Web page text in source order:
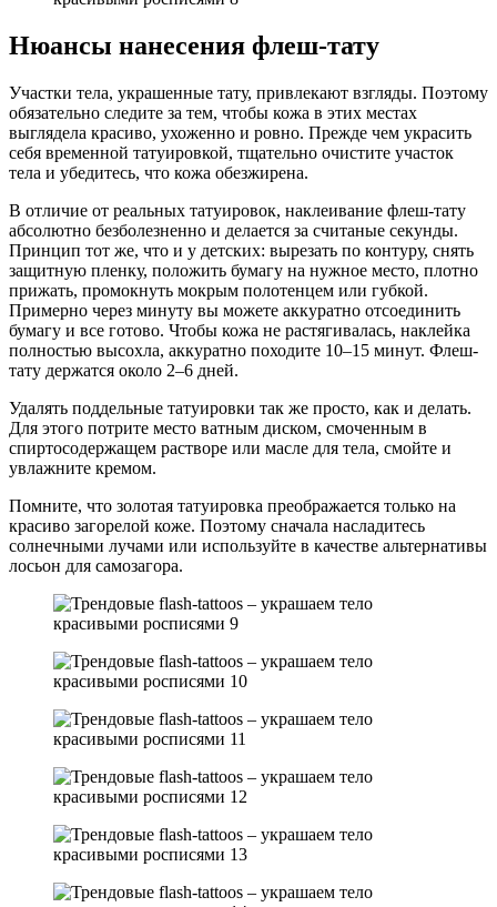
Нюансы нанесения флеш-тату
Участки тела, украшенные тату, привлекают взгляды. Поэтому
обязательно следите за тем, чтобы кожа в этих местах
выглядела красиво, ухоженно и ровно. Прежде чем украсить
себя временной татуировкой, тщательно очистите участок
тела и убедитесь, что кожа обезжирена.
В отличие от реальных татуировок, наклеивание флеш-тату
абсолютно безболезненно и делается за считаные секунды.
Принцип тот же, что и у детских: вырезать по контуру, снять
защитную пленку, положить бумагу на нужное место, плотно
прижать, промокнуть мокрым полотенцем или губкой.
Примерно через минуту вы можете аккуратно отсоединить
бумагу и все готово. Чтобы кожа не растягивалась, наклейка
полностью высохла, аккуратно походите 10–15 минут. Флеш-
тату держатся около 2–6 дней.
Удалять поддельные татуировки так же просто, как и делать.
Для этого потрите место ватным диском, смоченным в
спиртосодержащем растворе или масле для тела, смойте и
увлажните кремом.
Помните, что золотая татуировка преображается только на
красиво загорелой коже. Поэтому сначала насладитесь
солнечными лучами или используйте в качестве альтернативы
лосьон для самозагора.